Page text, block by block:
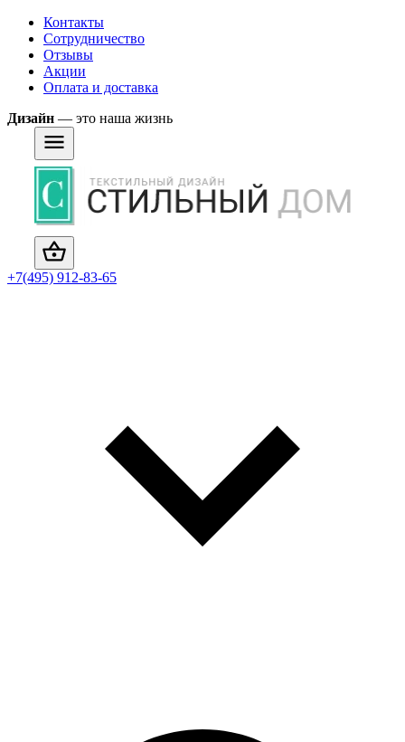
Контакты
Сотрудничество
Отзывы
Акции
Оплата и доставка
Дизайн — это наша жизнь
+7(495) 912-83-65